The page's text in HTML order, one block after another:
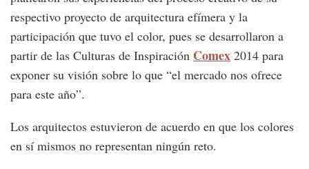
respectivo proyecto de arquitectura efímera y la
participación que tuvo el color, pues se desarrollaron a
partir de las Culturas de Inspiración Comex 2014 para
exponer su visión sobre lo que “el mercado nos ofrece
para este año”.
Los arquitectos estuvieron de acuerdo en que los colores
en sí mismos no representan ningún reto.